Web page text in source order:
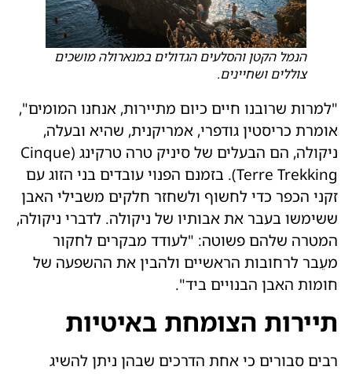
הנמל הקטן והסלעים הגדולים במנארולה מושכים
צוללים ושחיינים.
"למרות שרובנו חיים כיום מתיירות, אנחנו המומים",
אומרת כריסטין גודפרי, אמריקנית, שהיא ובעלה,
ניקולה, הם הבעלים של סיניק טרה טרקינג (Cinque
Terre Trekking). בזמנם הפנוי עובדים בני הזוג עם
זקני הכפר כדי לחשוף ולשחזר חלקים משבילי האבן
ששימשו בעבר את אבותיו של ניקולה. לדברי ניקולה,
המטרה שלהם פשוטה: "לעודד מבקרים לחקור
מעֵבר לרחובות הראשיים ולהבין את ההשפעה של
חומות האבן הבנויים ביד".
תיירות הצומחת באיטיות
רבים סבורים כי אחת הדרכים שבהן ניתן להשיג